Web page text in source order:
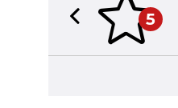
5
Previous slide